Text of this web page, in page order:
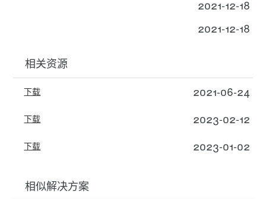
2021-12-18
2021-12-18
相关资源
下载 2021-06-24
下载 2023-02-12
下载 2023-01-02
相似解决方案